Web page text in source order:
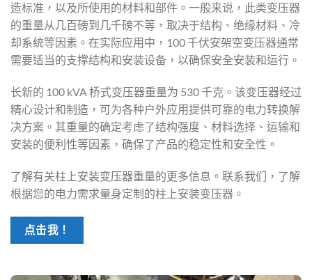
造标准，以及所使用的材料和部件。一般来说，此类变压器
的重量从几百磅到几千磅不等，取决于结构、绝缘材料、冷
却系统等因素。在实际应用中，100 千伏安架空变压器通常
需要适当的支撑结构和安装设备，以确保安全安装和运行。
长新的 100 kVA 桥式变压器重量为 530 千克。该变压器经过
精心设计和制造，可为各种户外应用提供可靠的电力转换解
决方案。其重量的确定考虑了结构强度、材料选择、运输和
安装的便利性等因素，确保了产品的稳定性和安全性。
了解有关柱上安装变压器重量的更多信息。联系我们，了解
根据您的电力需求量身定制的柱上安装变压器。
点击我！